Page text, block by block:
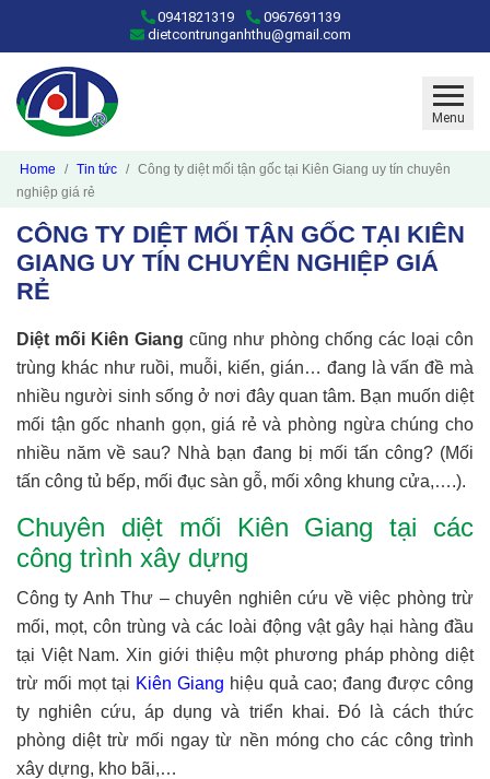
0941821319
0967691139
dietcontrunganhthu@gmail.com
Menu
Home Tin tức
Công ty diệt mối tận gốc tại Kiên Giang uy tín chuyên
nghiệp giá rẻ
CÔNG TY DIỆT MỐI TẬN GỐC TẠI KIÊN
GIANG UY TÍN CHUYÊN NGHIỆP GIÁ
RẺ
Diệt mối Kiên Giang cũng như phòng chống các loại côn
trùng khác như ruồi, muỗi, kiến, gián… đang là vấn đề mà
nhiều người sinh sống ở nơi đây quan tâm. Bạn muốn diệt
mối tận gốc nhanh gọn, giá rẻ và phòng ngừa chúng cho
nhiều năm về sau? Nhà bạn đang bị mối tấn công? (Mối
tấn công tủ bếp, mối đục sàn gỗ, mối xông khung cửa,….).
Chuyên diệt mối Kiên Giang tại các
công trình xây dựng
Công ty Anh Thư – chuyên nghiên cứu về việc phòng trừ
mối, mọt, côn trùng và các loài động vật gây hại hàng đầu
tại Việt Nam. Xin giới thiệu một phương pháp phòng diệt
trừ mối mọt tại Kiên Giang hiệu quả cao; đang được công
ty nghiên cứu, áp dụng và triển khai. Đó là cách thức
phòng diệt trừ mối ngay từ nền móng cho các công trình
xây dựng, kho bãi,…